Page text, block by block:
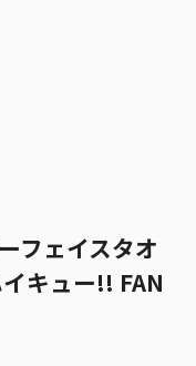
フェイスタオ
キュー!! FAN